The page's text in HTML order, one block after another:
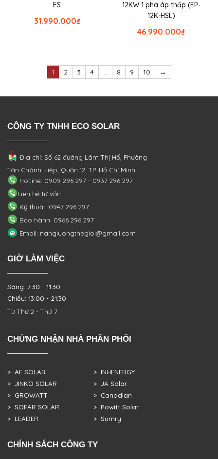
ES
₫
31.990.000
12KW 1 pha áp thấp (EP-
12K-HSL)
₫
46.990.000
1 2 3 4 … 8 9 10 →
CÔNG TY TNHH ECO SOLAR
Địa chỉ: Số 62 đường Lâm Thị Hố, Phường
Tân Chánh Hiệp, Quận 12, TP. Hồ Chí Minh
Hotline: 0909 296 297 - 0937 296 297
Liên hệ tư vấn
Kỹ thuật: 0947 296 297
Bảo hành: 0966 296 297
Email: nangluongthegioi@gmail.com
GIỜ LÀM VIỆC
Sáng: 7:30 - 11:30
Chiều: 13:00 - 21:30
Từ Thứ 2 - Thứ 7
CHỨNG NHẬN NHÀ PHÂN PHỐI
> AE SOLAR
> JINKO SOLAR
> GROWATT
> SOFAR SOLAR
> LEADER
> INHENERGY
> JA Solar
> Canadian
> Powitt Solar
> Sumry
CHÍNH SÁCH CÔNG TY